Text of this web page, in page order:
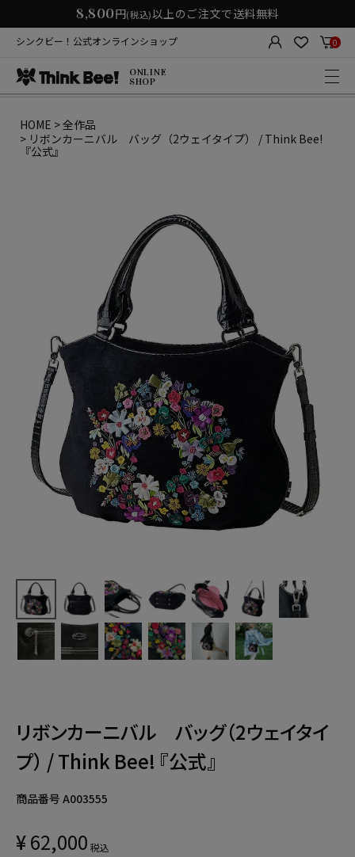
8,800円(税込)以上のご注文で送料無料
シンクビー！公式オンラインショップ 0
ONLINE
SHOP
HOME
全作品
リボンカーニバル バッグ（2ウェイタイプ） / Think Bee!
『公式』
リボンカーニバル バッグ（2ウェイタイ
プ） / Think Bee! 『公式』
商品番号 A003555
¥62,000 税込